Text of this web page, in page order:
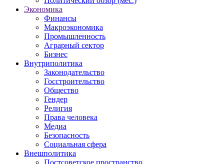
Экономика
Финансы
Макроэкономика
Промышленность
Аграрный сектор
Бизнес
Внутриполитика
Законодательство
Госстроительство
Общество
Гендер
Религия
Права человека
Медиа
Безопасность
Социальная сфера
Внешполитика
Постсоветское пространство